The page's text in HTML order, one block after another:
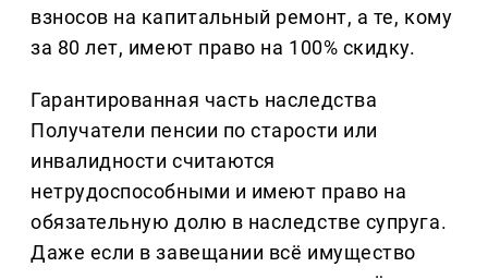
взносов на капитальный ремонт, а те, кому
за 80 лет, имеют право на 100% скидку.
Гарантированная часть наследства
Получатели пенсии по старости или
инвалидности считаются
нетрудоспособными и имеют право на
обязательную долю в наследстве супруга.
Даже если в завещании всё имущество